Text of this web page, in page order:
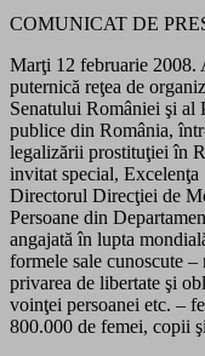
COMUNICAT DE
Marţi 12 februarie 2008.
puternică reţea de
Senatului României şi al
publice din România,
legalizării prostituţiei în
invitat special,
Directorul Direcţiei de
Persoane din
angajată în lupta
formele sale cunoscute –
privarea de libertate şi
voinţei persoanei etc. –
800.000 de femei, copii